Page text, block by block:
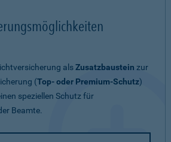
alsZusatzbaustein zur
(Top- oder Premium-Schutz)
speziellen Schutz für
Beamte.